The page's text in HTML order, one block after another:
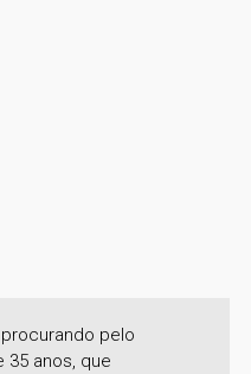
pelo
35 anos, que